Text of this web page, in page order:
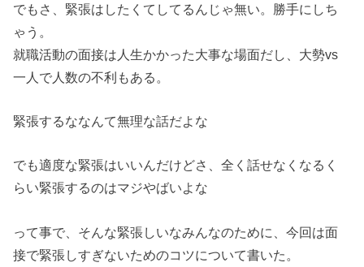
でもさ、緊張はしたくてしてるんじゃ無い。勝手にしち
ゃう。
就職活動の面接は人生かかった大事な場面だし、大勢vs
一人で人数の不利もある。
緊張するななんて無理な話だよな
でも適度な緊張はいいんだけどさ、全く話せなくなるく
らい緊張するのはマジやばいよな
って事で、そんな緊張しいなみんなのために、今回は面
接で緊張しすぎないためのコツについて書いた。